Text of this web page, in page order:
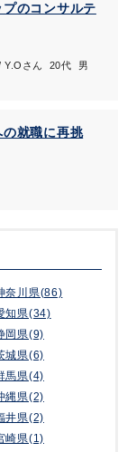
プのコンサルテ
Y.Oさん 20代 男
の就職に再挑
奈川県(86)
知県(34)
岡県(9)
城県(6)
馬県(4)
縄県(2)
井県(2)
崎県(1)